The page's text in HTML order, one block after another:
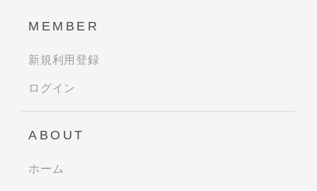
MEMBER
新規利用登録
ログイン
ABOUT
ホーム